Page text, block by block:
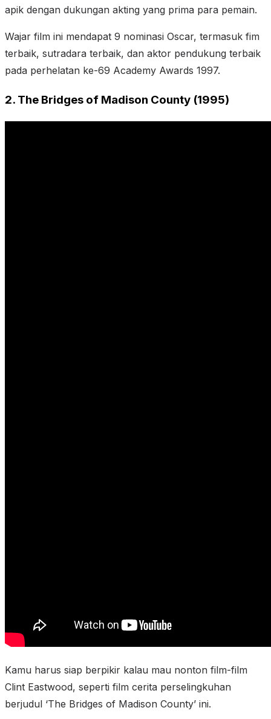
apik dengan dukungan akting yang prima para pemain.
Wajar film ini mendapat 9 nominasi Oscar, termasuk fim
terbaik, sutradara terbaik, dan aktor pendukung terbaik
pada perhelatan ke-69 Academy Awards 1997.
2. The Bridges of Madison County (1995)
Kamu harus siap berpikir kalau mau nonton film-film
Clint Eastwood, seperti film cerita perselingkuhan
berjudul ‘The Bridges of Madison County’ ini.